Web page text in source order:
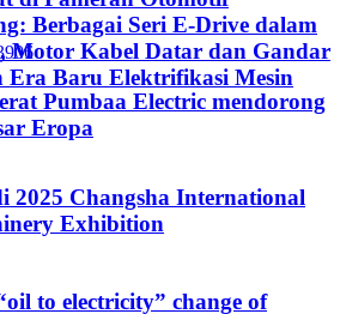
Berbagai Seri E-Drive dalam
Motor Kabel Datar dan Gandar
Era Baru Elektrifikasi Mesin
Pumbaa Electric mendorong
Eropa
2025 Changsha International
Exhibition
to electricity” change of